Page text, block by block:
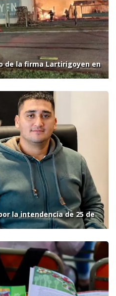
de la firma Lartirigoyen en
la intendencia de 25 de